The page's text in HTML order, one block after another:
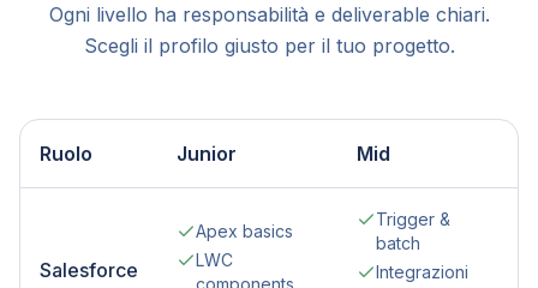
Ogni livello ha responsabilità e deliverable chiari.
Scegli il profilo giusto per il tuo progetto.
Ruolo Junior Mid
Salesforce
Apex basics
LWC
components
Trigger &
batch
Integrazioni